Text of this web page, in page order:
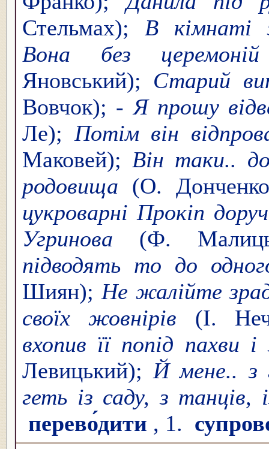
Стельмах); В кімнаті
Вона без
Яновський); Старий
Вовчок); -Я прошу
Ле); Потім він
Маковей); Він таки..
родовища (О.
цукроварні Прокіп
Угринова (Ф.
підводять то до
Шиян); Не жалійте
своїх жовнірів (І.
вхопив її попід пахви
Левицький); Й мене.. з
геть із саду, з танців,
перево́дити , 1.